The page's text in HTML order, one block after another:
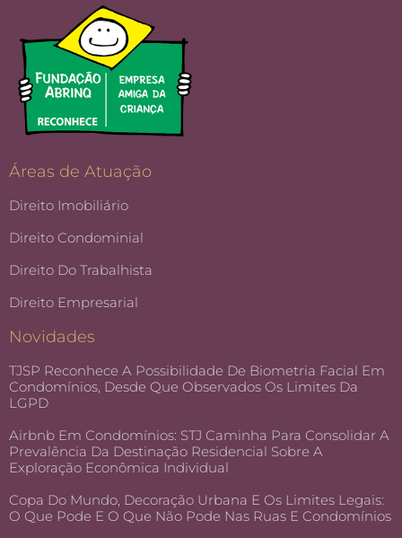
Áreas de Atuação
Direito Imobiliário
Direito Condominial
Direito Do Trabalhista
Direito Empresarial
Novidades
TJSP Reconhece A Possibilidade De Biometria Facial Em
Condomínios, Desde Que Observados Os Limites Da
LGPD
Airbnb Em Condomínios: STJ Caminha Para Consolidar A
Prevalência Da Destinação Residencial Sobre A
Exploração Econômica Individual
Copa Do Mundo, Decoração Urbana E Os Limites Legais:
O Que Pode E O Que Não Pode Nas Ruas E Condomínios